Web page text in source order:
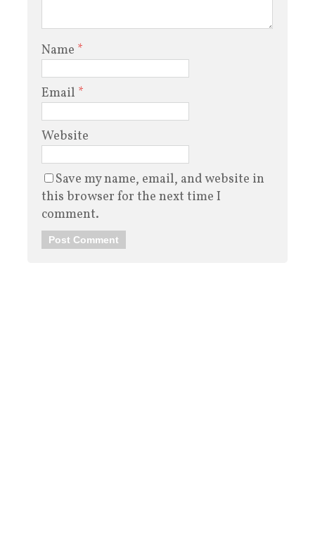
Name *
Email *
Website
Save my name, email, and website in
this browser for the next time I
comment.